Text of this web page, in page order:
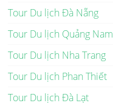
Tour Du lịch Đà Nẵng
Tour Du lịch Quảng Nam
Tour Du lịch Nha Trang
Tour Du lịch Phan Thiết
Tour Du lịch Đà Lạt